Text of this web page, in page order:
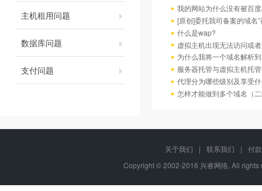
主机租用问题
数据库问题
支付问题
我的网站为什么没有被百
[原创]委托我司备案的域名
什么是wap?
虚拟主机出现无法访问或
为什么我将一个域名解析
服务器托管与虚拟主机托
代理分为哪些级别及享受
怎样才能做到多个域名（
关于我们 | 联系我们 |
付
Copyright © 2002-2016 兴睿网络, All